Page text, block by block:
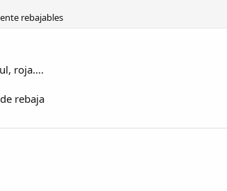
rebajables
roja….
rebaja